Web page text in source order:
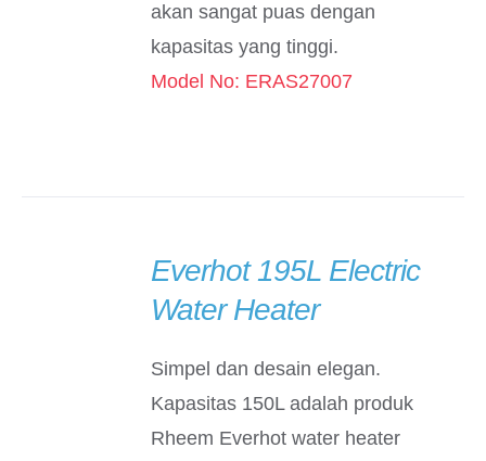
akan sangat puas dengan
kapasitas yang tinggi.
Model No: ERAS27007
Everhot 195L Electric
Water Heater
Simpel dan desain elegan.
Kapasitas 150L adalah produk
Rheem Everhot water heater